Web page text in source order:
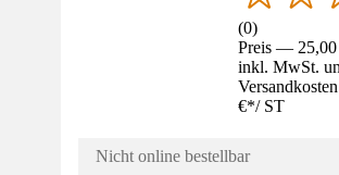
(0)
Preis —
inkl. MwSt.
€*/ ST
Nicht online bestellbar